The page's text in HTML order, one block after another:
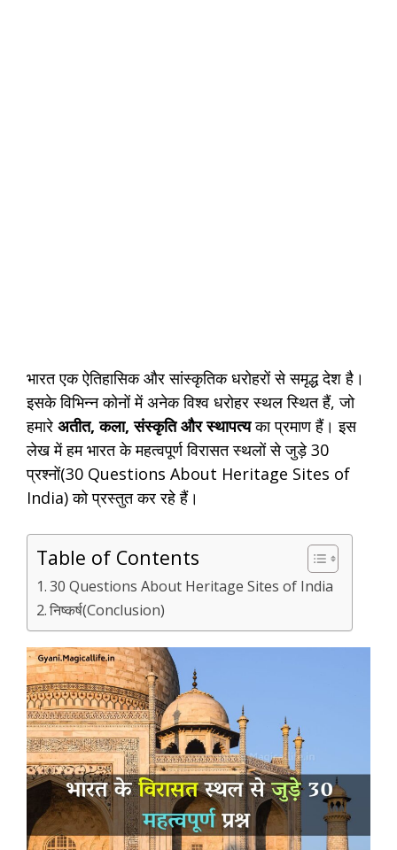
भारत एक ऐतिहासिक और सांस्कृतिक धरोहरों से समृद्ध देश है।
इसके विभिन्न कोनों में अनेक विश्व धरोहर स्थल स्थित हैं, जो
हमारे अतीत, कला, संस्कृति और स्थापत्यका प्रमाण हैं। इस
लेख में हम भारत के महत्वपूर्ण विरासत स्थलों से जुड़े 30
प्रश्नों(30 Questions About Heritage Sites of
India) को प्रस्तुत कर रहे हैं।
Table of Contents
30 Questions About Heritage Sites of India
निष्कर्ष(Conclusion)